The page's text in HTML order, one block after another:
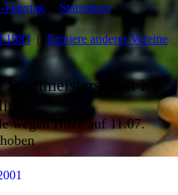
Statistiken
Turniere anderer Vereine
ist
wegen Hitze auf 11.07.